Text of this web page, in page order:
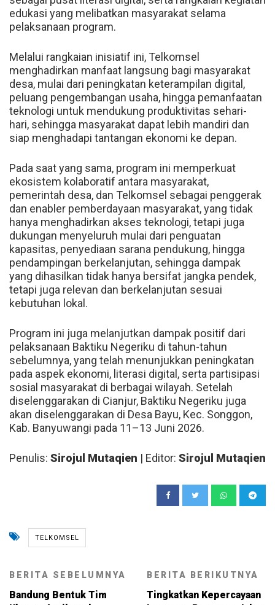
edukasi yang melibatkan masyarakat selama
pelaksanaan program.
Melalui rangkaian inisiatif ini, Telkomsel
menghadirkan manfaat langsung bagi masyarakat
desa, mulai dari peningkatan keterampilan digital,
peluang pengembangan usaha, hingga pemanfaatan
teknologi untuk mendukung produktivitas sehari-
hari, sehingga masyarakat dapat lebih mandiri dan
siap menghadapi tantangan ekonomi ke depan.
Pada saat yang sama, program ini memperkuat
ekosistem kolaboratif antara masyarakat,
pemerintah desa, dan Telkomsel sebagai penggerak
dan enabler pemberdayaan masyarakat, yang tidak
hanya menghadirkan akses teknologi, tetapi juga
dukungan menyeluruh mulai dari penguatan
kapasitas, penyediaan sarana pendukung, hingga
pendampingan berkelanjutan, sehingga dampak
yang dihasilkan tidak hanya bersifat jangka pendek,
tetapi juga relevan dan berkelanjutan sesuai
kebutuhan lokal.
Program ini juga melanjutkan dampak positif dari
pelaksanaan Baktiku Negeriku di tahun-tahun
sebelumnya, yang telah menunjukkan peningkatan
pada aspek ekonomi, literasi digital, serta partisipasi
sosial masyarakat di berbagai wilayah. Setelah
diselenggarakan di Cianjur, Baktiku Negeriku juga
akan diselenggarakan di Desa Bayu, Kec. Songgon,
Kab. Banyuwangi pada 11–13 Juni 2026.
Penulis: Sirojul Mutaqien | Editor: Sirojul Mutaqien
TELKOMSEL
BERITA SEBELUMNYA
Bandung Bentuk Tim
BERITA BERIKUTNYA
Tingkatkan Kepercayaan